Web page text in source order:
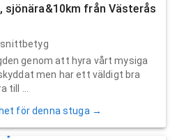
från Västerås
genom att hyra vårt mysiga
men har ett väldigt bra
till ...
för denna stuga →